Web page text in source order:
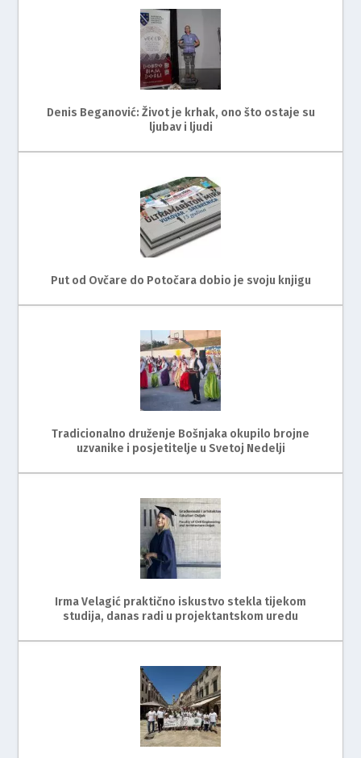
Denis Beganović: Život je krhak, ono što ostaje su
ljubav i ljudi
Put od Ovčare do Potočara dobio je svoju knjigu
Tradicionalno druženje Bošnjaka okupilo brojne
uzvanike i posjetitelje u Svetoj Nedelji
Irma Velagić praktično iskustvo stekla tijekom
studija, danas radi u projektantskom uredu